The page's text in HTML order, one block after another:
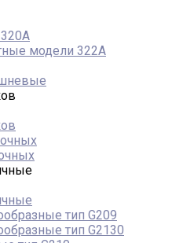
модели 322А
тип G209
тип G2130